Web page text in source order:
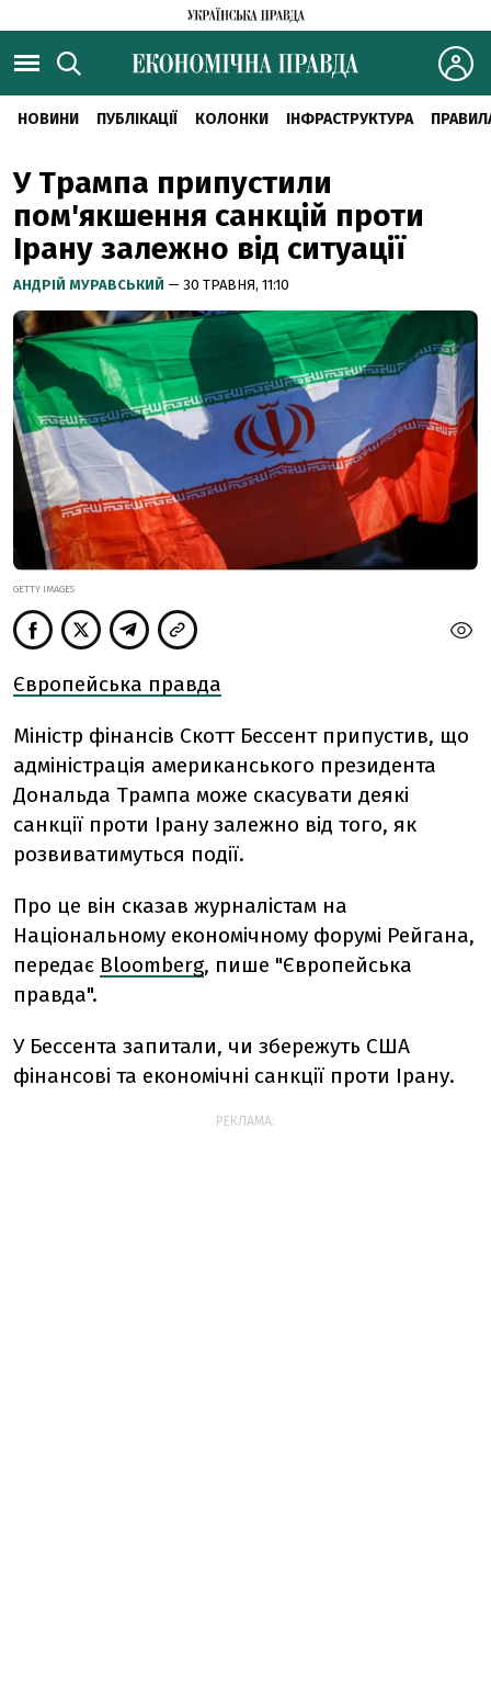
НОВИНИ ПУБЛІКАЦІЇ КОЛОНКИ ІНФРАСТРУКТУРА
У Трампа припустили
пом'якшення санкцій проти
Ірану залежно від ситуації
АНДРІЙ МУРАВСЬКИЙ — 30 ТРАВНЯ, 11:10
GETTY IMAGES
Європейська правда
Міністр фінансів Скотт Бессент припустив, що
адміністрація американського президента
Дональда Трампа може скасувати деякі
санкції проти Ірану залежно від того, як
розвиватимуться події.
Про це він сказав журналістам на
Національному економічному форумі Рейгана,
передає Bloomberg, пише "Європейська
правда".
У Бессента запитали, чи збережуть США
фінансові та економічні санкції проти Ірану.
РЕКЛАМА: